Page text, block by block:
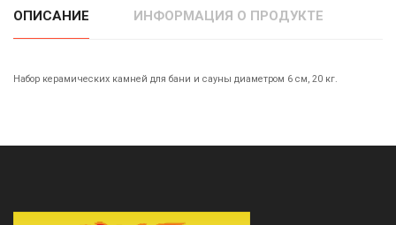
ОПИСАНИЕ ИНФОРМАЦИЯ О ПРОДУКТЕ
Набор керамических камней для бани и сауны диаметром 6 см, 20 кг.